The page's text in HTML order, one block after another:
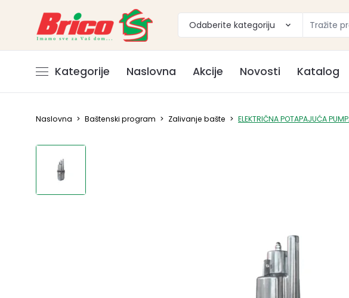
Odaberite kategoriju
Kategorije Naslovna Akcije Novosti Katalog
Naslovna > Baštenski program > Zalivanje bašte > ELEKTRIČNA POTAPAJUĆA